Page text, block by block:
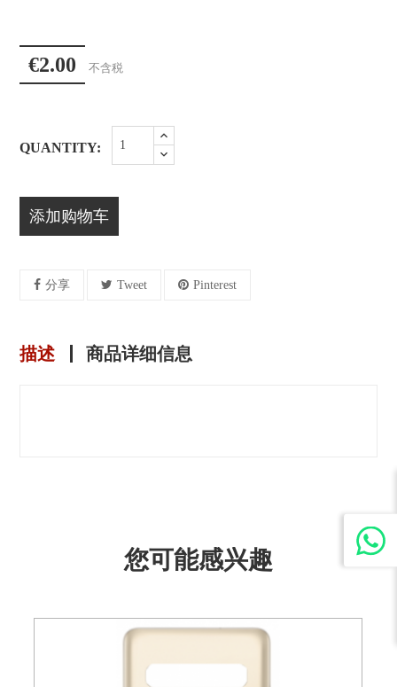
€2.00 不含税
QUANTITY:
添加购物车
分享 Tweet Pinterest
描述 商品详细信息
您可能感兴趣